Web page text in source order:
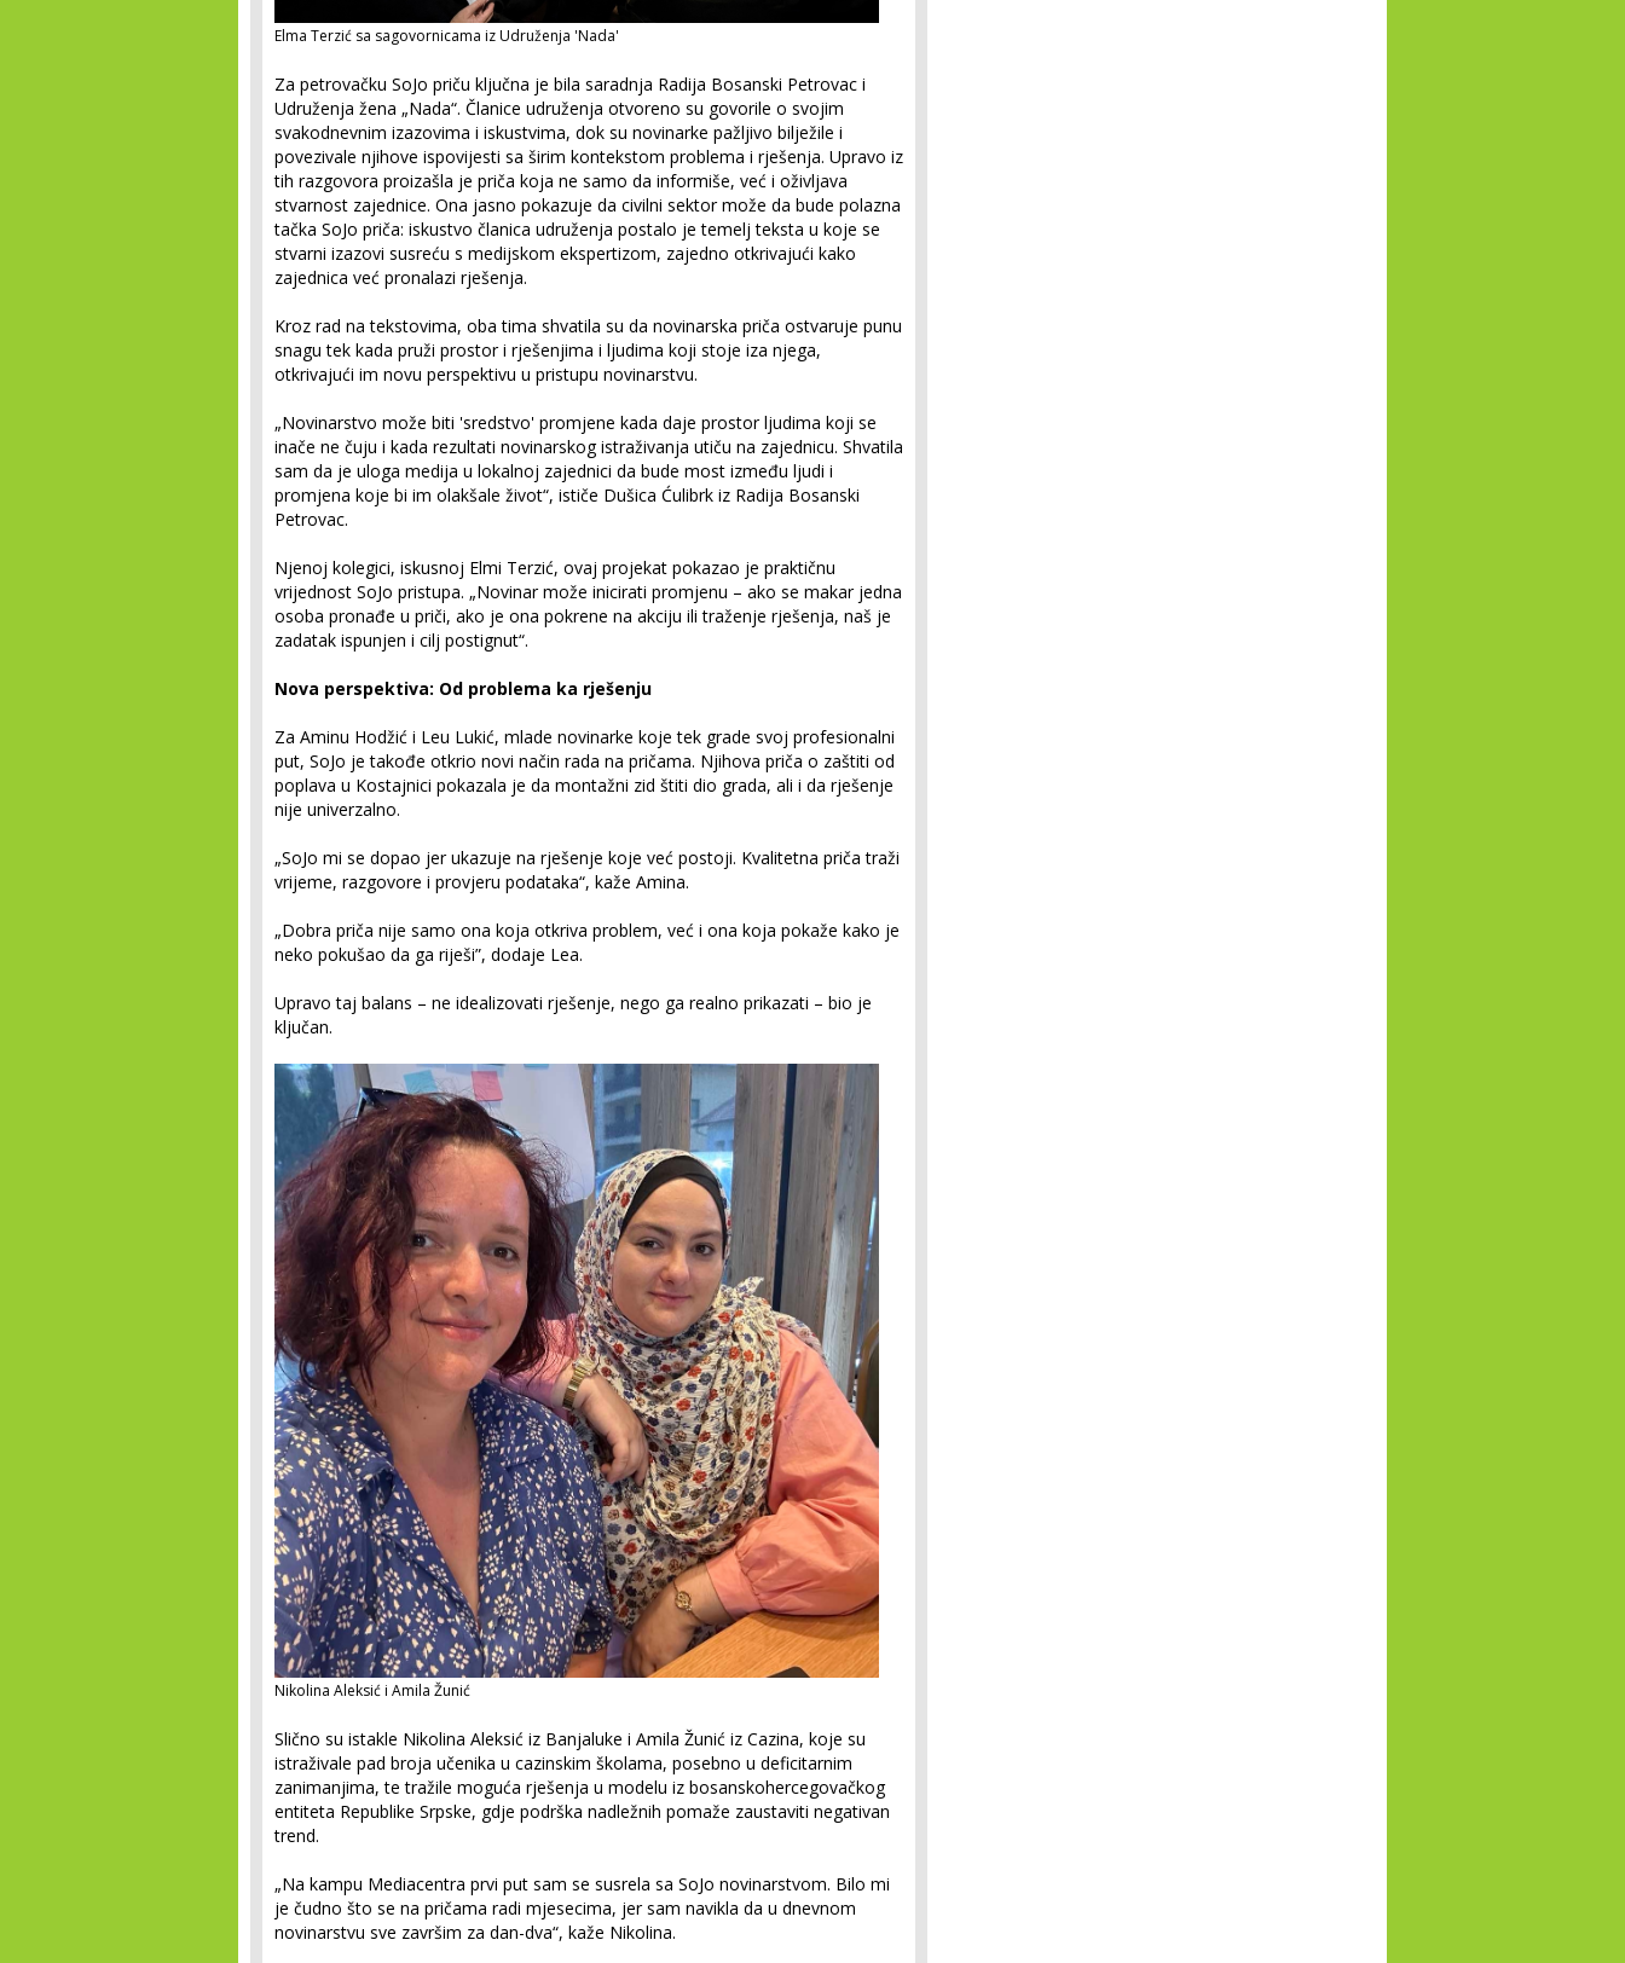
Elma Terzić sa sagovornicama iz Udruženja 'Nada'
Za petrovačku SoJo priču ključna je bila saradnja Radija Bosanski Petrovac i
Udruženja žena „Nada“. Članice udruženja otvoreno su govorile o svojim
svakodnevnim izazovima i iskustvima, dok su novinarke pažljivo bilježile i
povezivale njihove ispovijesti sa širim kontekstom problema i rješenja. Upravo iz
tih razgovora proizašla je priča koja ne samo da informiše, već i oživljava
stvarnost zajednice. Ona jasno pokazuje da civilni sektor može da bude polazna
tačka SoJo priča: iskustvo članica udruženja postalo je temelj teksta u koje se
stvarni izazovi susreću s medijskom ekspertizom, zajedno otkrivajući kako
zajednica već pronalazi rješenja.
Kroz rad na tekstovima, oba tima shvatila su da novinarska priča ostvaruje punu
snagu tek kada pruži prostor i rješenjima i ljudima koji stoje iza njega,
otkrivajući im novu perspektivu u pristupu novinarstvu.
„Novinarstvo može biti 'sredstvo' promjene kada daje prostor ljudima koji se
inače ne čuju i kada rezultati novinarskog istraživanja utiču na zajednicu. Shvatila
sam da je uloga medija u lokalnoj zajednici da bude most između ljudi i
promjena koje bi im olakšale život“, ističe Dušica Ćulibrk iz Radija Bosanski
Petrovac.
Njenoj kolegici, iskusnoj Elmi Terzić, ovaj projekat pokazao je praktičnu
vrijednost SoJo pristupa. „Novinar može inicirati promjenu – ako se makar jedna
osoba pronađe u priči, ako je ona pokrene na akciju ili traženje rješenja, naš je
zadatak ispunjen i cilj postignut“.
Nova perspektiva: Od problema ka rješenju
Za Aminu Hodžić i Leu Lukić, mlade novinarke koje tek grade svoj profesionalni
put, SoJo je takođe otkrio novi način rada na pričama. Njihova priča o zaštiti od
poplava u Kostajnici pokazala je da montažni zid štiti dio grada, ali i da rješenje
nije univerzalno.
„SoJo mi se dopao jer ukazuje na rješenje koje već postoji. Kvalitetna priča traži
vrijeme, razgovore i provjeru podataka“, kaže Amina.
„Dobra priča nije samo ona koja otkriva problem, već i ona koja pokaže kako je
neko pokušao da ga riješi”, dodaje Lea.
Upravo taj balans – ne idealizovati rješenje, nego ga realno prikazati – bio je
ključan.
Nikolina Aleksić i Amila Žunić
Slično su istakle Nikolina Aleksić iz Banjaluke i Amila Žunić iz Cazina, koje su
istraživale pad broja učenika u cazinskim školama, posebno u deficitarnim
zanimanjima, te tražile moguća rješenja u modelu iz bosanskohercegovačkog
entiteta Republike Srpske, gdje podrška nadležnih pomaže zaustaviti negativan
trend.
„Na kampu Mediacentra prvi put sam se susrela sa SoJo novinarstvom. Bilo mi
je čudno što se na pričama radi mjesecima, jer sam navikla da u dnevnom
novinarstvu sve završim za dan-dva“, kaže Nikolina.